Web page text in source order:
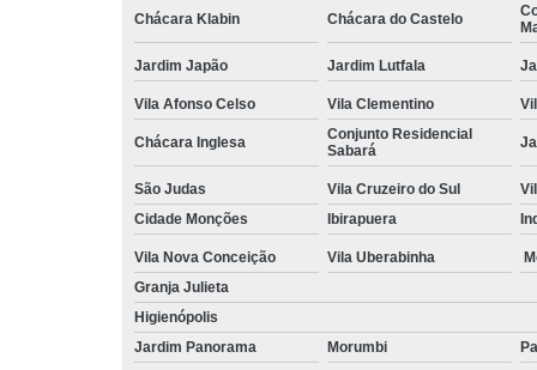
Chácara Klabin Chácara do Castelo
Jardim Japão Jardim Lutfala
Vila Afonso Celso Vila Clementino
Chácara Inglesa
Conjunto Residencial
Sabará
São Judas Vila Cruzeiro do Sul
Cidade Monções
Ibirapuera
Vila Nova Conceição Vila Uberabinha
Granja Julieta
Higienópolis
Jardim Panorama
Morumbi